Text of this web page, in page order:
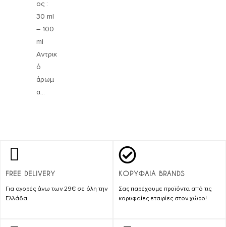
ος :
30 ml
– 100
ml
Αντρικ
ό
άρωμ
α…
FREE DELIVERY
Για αγορές άνω των 29€ σε όλη την
Ελλάδα.
ΚΟΡΥΦΑΙΑ BRANDS
Σας παρέχουμε προϊόντα από τις
κορυφαίες εταιρίες στον χώρο!